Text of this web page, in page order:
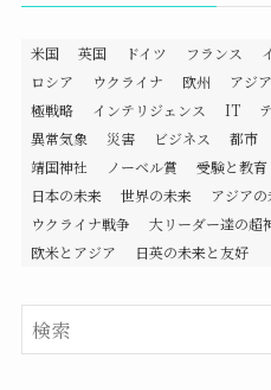
米国 英国 ドイツ フランス
ロシア
ウクライナ 欧州 アジア
極戦略
インテリジェンス IT
異常気象
災害 ビジネス 都市
靖国神社
ノーベル賞 受験と教育
日本の未来
世界の未来 アジアの
ウクライナ戦争
大リーダー達の超
欧米とアジア
日英の未来と友好